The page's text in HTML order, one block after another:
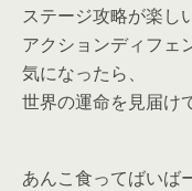
ステージ攻略が楽し
アクションディフェ
気になったら、
世界の運命を見届け
あんこ食ってばいば